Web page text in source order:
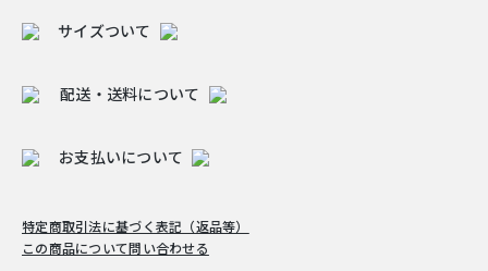
サイズついて
配送・送料について
お支払いについて
特定商取引法に基づく表記（返品等）
この商品について問い合わせる